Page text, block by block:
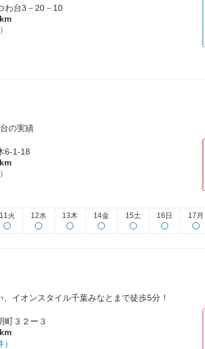
わ台3－20－10
の実績
6-1-18
11火 12水 13木 14金 15土 16日 17月
イオンスタイル千葉みなとまで徒歩5分！
町３２ー３
）